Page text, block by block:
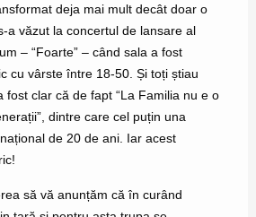
deja mai mult decât doar o
a văzut la concertul de lansare al
– “Foarte” – când sala a fost
cu vârste între 18-50. Și toți știau
fost clar că de fapt “La Familia nu e o
dintre care cel puțin una
de 20 de ani. Iar acest
să vă anunțăm că în curând